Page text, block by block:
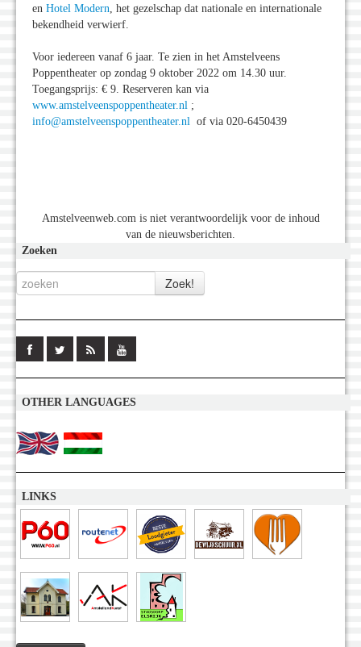
en Hotel Modern, het gezelschap dat nationale en internationale
bekendheid verwierf.
Voor iedereen vanaf 6 jaar. Te zien in het Amstelveens
Poppentheater op zondag 9 oktober 2022 om 14.30 uur.
Toegangsprijs: € 9. Reserveren kan via
www.amstelveenspoppentheater.nl ;
info@amstelveenspoppentheater.nl of via 020-6450439
Amstelveenweb.com is niet verantwoordelijk voor de inhoud
van de nieuwsberichten.
Zoeken
OTHER LANGUAGES
LINKS